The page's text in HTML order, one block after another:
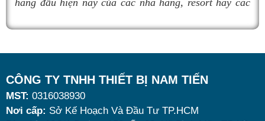
Tuy nhiên, giữa hàng loạt mẫu mã trên thị trường,
đâu là loại phù hợp nhất? Nên chọn nồi hâm buffet
dùng điện hay dùng cồn? Cùng tìm hiểu những tiêu
CÔNG TY TNHH THIẾT BỊ NAM TIẾN
MST: 0316038930
Nơi cấp: Sở Kế Hoạch Và Đầu Tư TP.HCM